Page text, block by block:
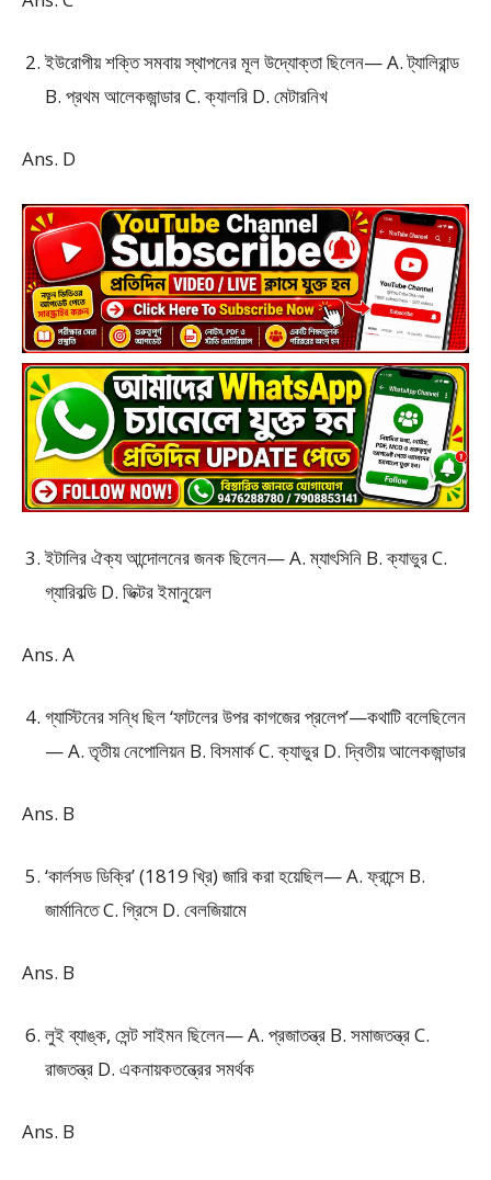
ইউরোপীয় শক্তি সমবায় স্থাপনের মূল উদ্যোক্তা ছিলেন— A. ট্যালিরান্ড
B. প্রথম আলেকজান্ডার C. ক্যালরি D. মেটারনিখ
Ans. D
ইটালির ঐক্য আন্দোলনের জনক ছিলেন— A. ম্যাৎসিনি B. ক্যাভুর C.
গ্যারিবল্ডি D. ভিক্টর ইমানুয়েল
Ans. A
গ্যাস্টিনের সন্ধি ছিল ‘ফাটলের উপর কাগজের প্রলেপ’—কথাটি বলেছিলেন
— A. তৃতীয় নেপোলিয়ন B. বিসমার্ক C. ক্যাভুর D. দ্বিতীয় আলেকজান্ডার
Ans. B
‘কার্লসড ডিক্রি’ (1819 খ্রি) জারি করা হয়েছিল— A. ফ্রান্সে B.
জার্মানিতে C. গ্রিসে D. বেলজিয়ামে
Ans. B
লুই ব্যাঙ্ক, সেন্ট সাইমন ছিলেন— A. প্রজাতন্ত্র B. সমাজতন্ত্র C.
রাজতন্ত্র D. একনায়কতন্ত্রের সমর্থক
Ans. B